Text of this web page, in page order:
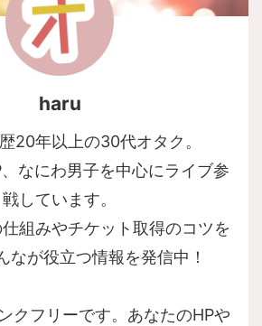
haru
20年以上の30代オタク。
なにわ男子を中心にライブ参
戦しています。
組みやチケット取得のコツを
なが役立つ情報を発信中！
クフリーです。あなたのHPや